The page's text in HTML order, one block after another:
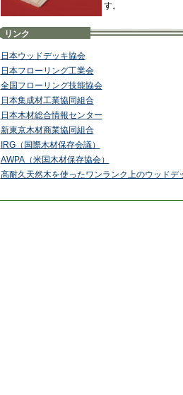
す。
リンク
日本ウッドデッキ協会
日本フローリング工業会
全国フローリング技能協会
日本集成材工業協同組合
日本木材総合情報センター
新東京木材商業協同組合
IRG（国際木材保存会議）
AWPA（米国木材保存協会）
高耐久天然木を使ったワンランク上のウッド